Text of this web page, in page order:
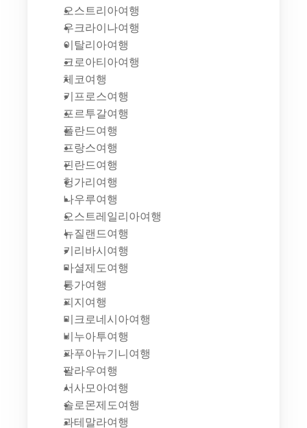
오스트리아여행
우크라이나여행
이탈리아여행
크로아티아여행
체코여행
키프로스여행
포르투갈여행
폴란드여행
프랑스여행
핀란드여행
헝가리여행
나우루여행
오스트레일리아여행
뉴질랜드여행
키리바시여행
마셜제도여행
통가여행
피지여행
미크로네시아여행
비누아투여행
파푸아뉴기니여행
팔라우여행
서사모아여행
솔로몬제도여행
과테말라여행